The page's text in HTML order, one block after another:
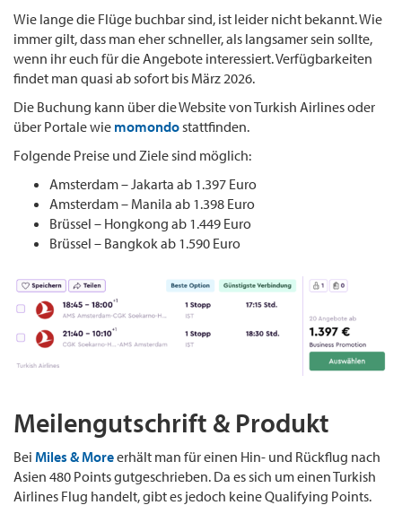
Wie lange die Flüge buchbar sind, ist leider nicht bekannt. Wie
immer gilt, dass man eher schneller, als langsamer sein sollte,
wenn ihr euch für die Angebote interessiert. Verfügbarkeiten
findet man quasi ab sofort bis März 2026.
Die Buchung kann über die Website von Turkish Airlines oder
über Portale wie momondo stattfinden.
Folgende Preise und Ziele sind möglich:
Amsterdam – Jakarta ab 1.397 Euro
Amsterdam – Manila ab 1.398 Euro
Brüssel – Hongkong ab 1.449 Euro
Brüssel – Bangkok ab 1.590 Euro
Meilengutschrift & Produkt
Bei Miles & Moreerhält man für einen Hin- und Rückflug nach
Asien 480 Points gutgeschrieben. Da es sich um einen Turkish
Airlines Flug handelt, gibt es jedoch keine Qualifying Points.